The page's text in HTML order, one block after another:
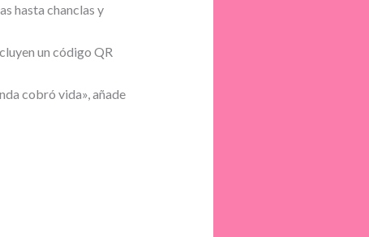
hasta chanclas y
un código QR
cobró vida», añade